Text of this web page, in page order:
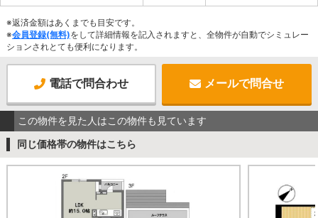
※返済金額はあくまでも目安です。
※会員登録(無料)をして詳細情報を記入されますと、全物件が自動でシミュレー
ションされとても便利になります。
電話で問合わせ メールで問合せ
この物件を見た人はこの物件も見ています
同じ価格帯の物件はこちら